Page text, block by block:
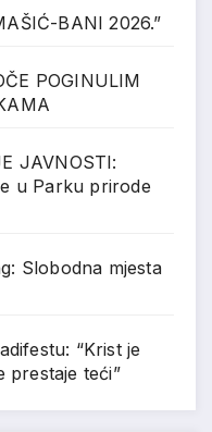
BANI 2026.”
POGINULIM
JAVNOSTI:
u Parku prirode
Slobodna mjesta
“Krist je
prestaje teći”